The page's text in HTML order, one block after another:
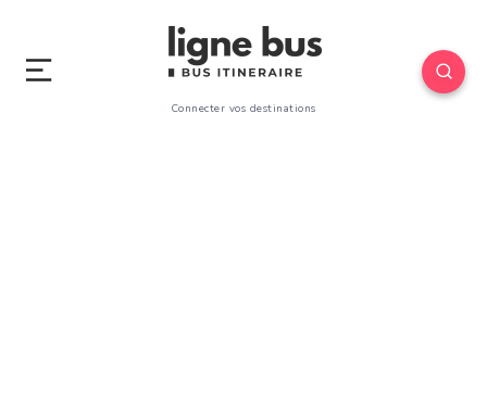
Connecter vos destinations